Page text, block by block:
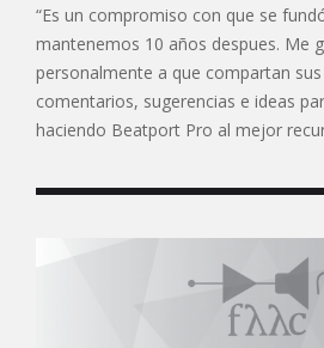
“Es un compromiso con que se
mantenemos 10 años despues. Me
personalmente a que compartan
comentarios, sugerencias e ideas
haciendo Beatport Pro al mejor